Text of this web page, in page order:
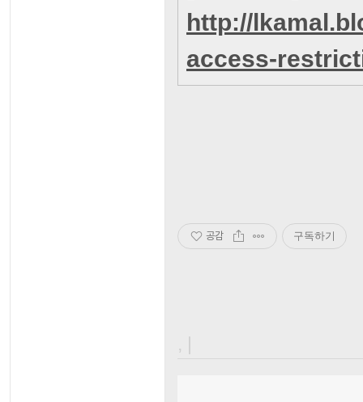
http://
access-
공감 구독하기
, |